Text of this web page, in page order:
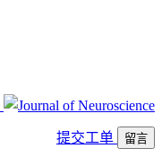
提交工单 留言